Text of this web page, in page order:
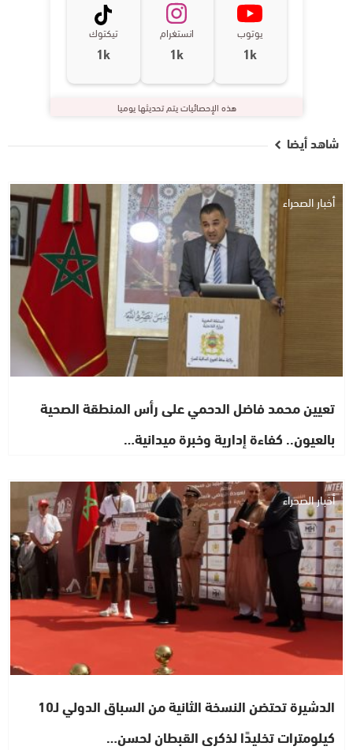
يوتوب
1k
انستغرام
1k
تيكتوك
1k
هذه الإحصائيات يتم تحديثها يوميا
شاهد أيضا
أخبار الصحراء
تعيين محمد فاضل الدحمي على رأس المنطقة الصحية
بالعيون.. كفاءة إدارية وخبرة ميدانية…
أخبار الصحراء
الدشيرة تحتضن النسخة الثانية من السباق الدولي لـ10
كيلومترات تخليدًا لذكرى القبطان لحسن…